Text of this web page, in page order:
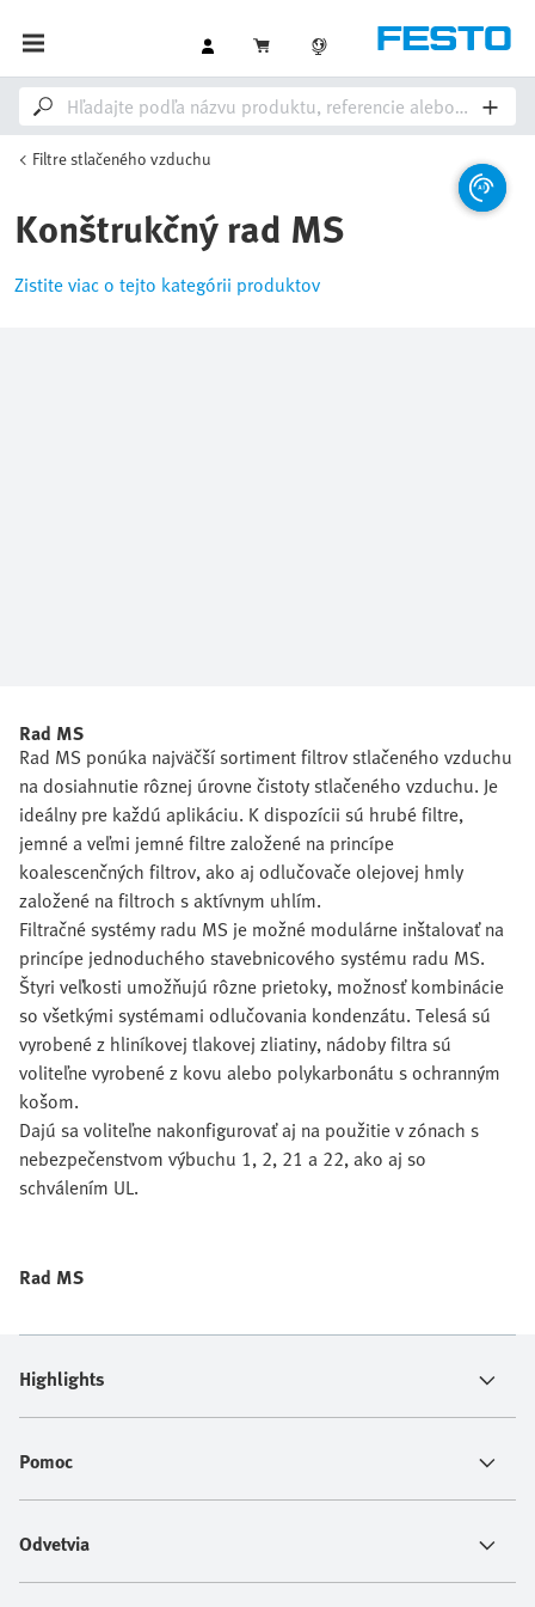
Filtre stlačeného vzduchu
Konštrukčný rad MS
Zistite viac o tejto kategórii produktov
Rad MS
Rad MS ponúka najväčší sortiment filtrov stlačeného vzduchu
na dosiahnutie rôznej úrovne čistoty stlačeného vzduchu. Je
ideálny pre každú aplikáciu. K dispozícii sú hrubé filtre,
jemné a veľmi jemné filtre založené na princípe
koalescenčných filtrov, ako aj odlučovače olejovej hmly
založené na filtroch s aktívnym uhlím.
Filtračné systémy radu MS je možné modulárne inštalovať na
princípe jednoduchého stavebnicového systému radu MS.
Štyri veľkosti umožňujú rôzne prietoky, možnosť kombinácie
so všetkými systémami odlučovania kondenzátu. Telesá sú
vyrobené z hliníkovej tlakovej zliatiny, nádoby filtra sú
voliteľne vyrobené z kovu alebo polykarbonátu s ochranným
košom.
Dajú sa voliteľne nakonfigurovať aj na použitie v zónach s
nebezpečenstvom výbuchu 1, 2, 21 a 22, ako aj so
schválením UL.
Rad MS
Highlights
Pomoc
Odvetvia